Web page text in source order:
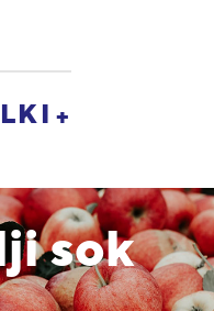
sok